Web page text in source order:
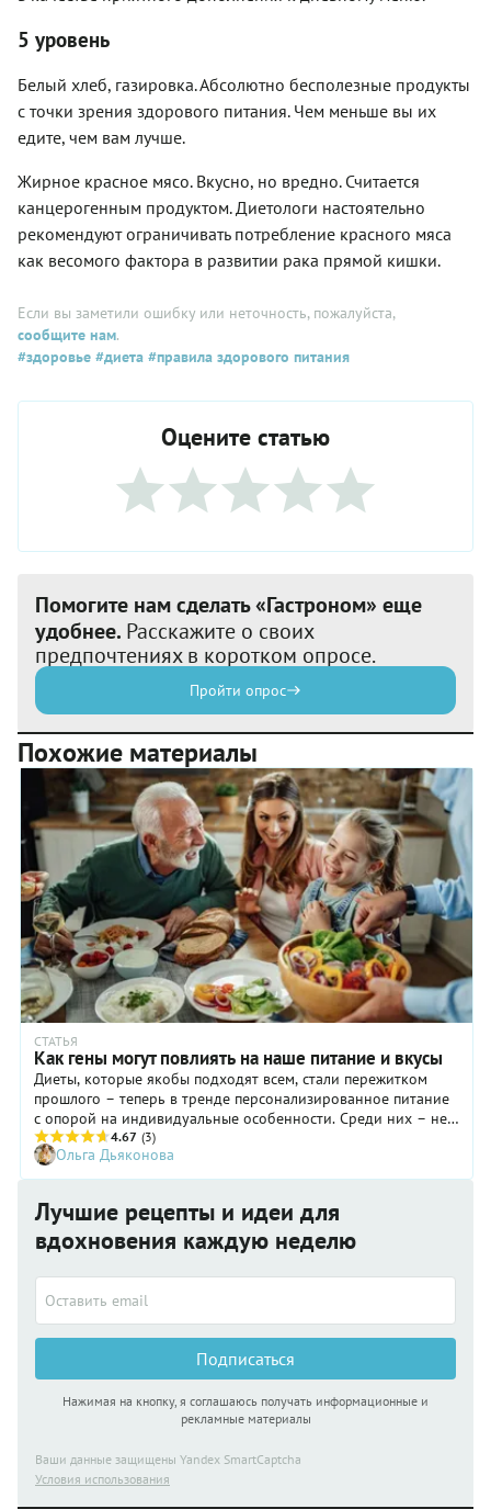
5 уровень
Белый хлеб, газировка. Абсолютно бесполезные продукты
с точки зрения здорового питания. Чем меньше вы их
едите, чем вам лучше.
Жирное красное мясо. Вкусно, но вредно. Считается
канцерогенным продуктом. Диетологи настоятельно
рекомендуют ограничивать потребление красного мяса
как весомого фактора в развитии рака прямой кишки.
Если вы заметили ошибку или неточность, пожалуйста,
сообщите нам.
#здоровье #диета #правила здорового питания
Оцените статью
Помогите нам сделать «Гастроном» еще
удобнее. Расскажите о своих
предпочтениях в коротком опросе.
Пройти опрос
Похожие материалы
СТАТЬЯ
Как гены могут повлиять на наше питание и вкусы
Диеты, которые якобы подходят всем, стали пережитком
прошлого – теперь в тренде персонализированное питание
с опорой на индивидуальные особенности. Среди них – не
только ваши физические параметры, но и генетика, то, что
заложено в нас при рождении и неизменно в течение жизни.
В наших генах содержится информация о вкусах, аллергиях,
Разбираемся, как гены влияют на то, как мы питаемся и что
хотим есть, и стоит ли обращать на эту информацию
внимание.
4.67 (3)
Ольга Дьяконова
Лучшие рецепты и идеи для
вдохновения каждую неделю
Подписаться
Нажимая на кнопку, я соглашаюсь получать информационные и
рекламные материалы
Ваши данные защищены Yandex SmartCaptcha
Условия использования